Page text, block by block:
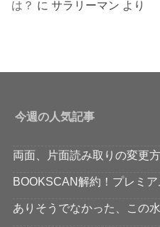
は？ にサラリーマン より
今週の人気記事
両面、片面読み取りの変更
BOOKSCAN解約！プレミ
ありそうでなかった、この